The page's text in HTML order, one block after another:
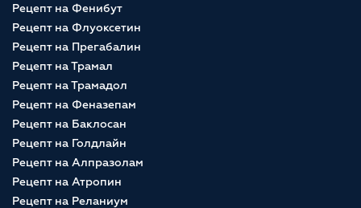
Рецепт на Фенибут
Рецепт на Флуоксетин
Рецепт на Прегабалин
Рецепт на Трамал
Рецепт на Трамадол
Рецепт на Феназепам
Рецепт на Баклосан
Рецепт на Голдлайн
Рецепт на Алпразолам
Рецепт на Атропин
Рецепт на Реланиум